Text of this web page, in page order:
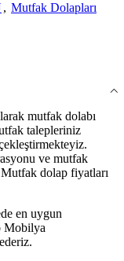
, Mutfak Dolapları
mutfak dolabı
talepleriniz
ve mutfak
dolap fiyatları
en uygun
Mobilya